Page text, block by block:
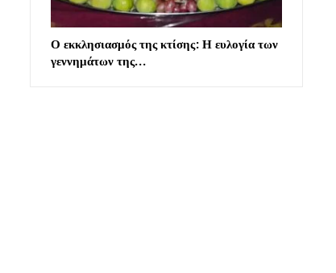
Ο εκκλησιασμός της κτίσης: Η ευλογία των
γεννημάτων της…